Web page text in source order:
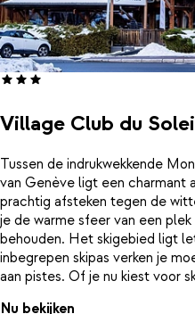
Village Club du
Tussen de indrukwekkende
van Genève ligt een charmant
prachtig afsteken tegen de
je de warme sfeer van een
behouden. Het skigebied ligt
inbegrepen skipas verken je
aan pistes. Of je nu kiest voor
liggen aan je voeten. Na een
Nu bekijken